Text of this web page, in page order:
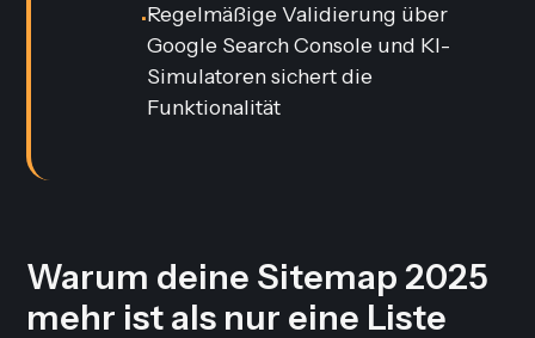
•Regelmäßige Validierung über
Google Search Console und KI-
Simulatoren sichert die
Funktionalität
Warum deine Sitemap 2025
mehr ist als nur eine Liste